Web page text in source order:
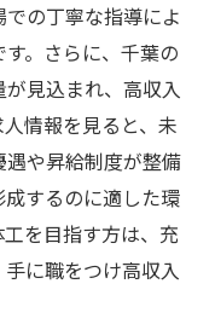
の丁寧な指導によ
。さらに、千葉の
見込まれ、高収入
情報を見ると、未
や昇給制度が整備
するのに適した環
を目指す方は、充
に職をつけ高収入